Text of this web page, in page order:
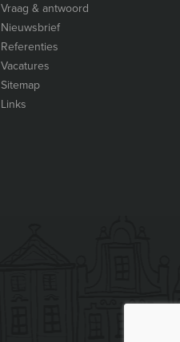
Vraag & antwoord
Nieuwsbrief
Referenties
Vacatures
Sitemap
Links